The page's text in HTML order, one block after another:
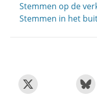
Stemmen op de
Stemmen in het